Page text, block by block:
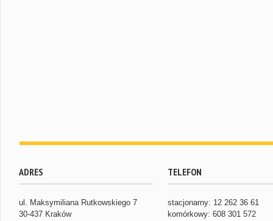
ADRES
ul. Maksymiliana Rutkowskiego 7
30-437 Kraków
TELEFON
stacjonarny: 12 262 36 61
komórkowy: 608 301 572